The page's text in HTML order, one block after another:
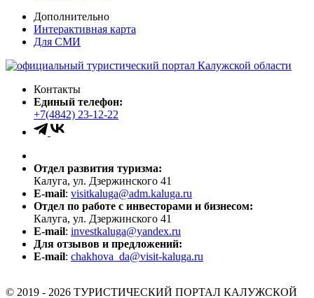
Дополнительно
Интерактивная карта
Для СМИ
Контакты
Единый телефон:
+7(4842) 23-12-22
Отдел развития туризма:
Калуга, ул. Дзержинского 41
E-mail: visitkaluga@adm.kaluga.ru
Отдел по работе с инвесторами и бизнесом:
Калуга, ул. Дзержинского 41
E-mail: investkaluga@yandex.ru
Для отзывов и предложений:
E-mail: chakhova_da@visit-kaluga.ru
© 2019 - 2026 ТУРИСТИЧЕСКИЙ ПОРТАЛ КАЛУЖСКОЙ